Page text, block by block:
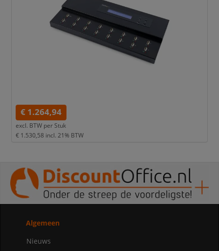
€ 1.264,94
excl. BTW per Stuk
€ 1.530,58 incl. 21% BTW
Algemeen
Nieuws